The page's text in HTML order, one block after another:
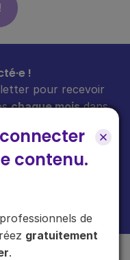
contenu.
de
gratuitement
.
!
pour recevoir
chaque moisdans